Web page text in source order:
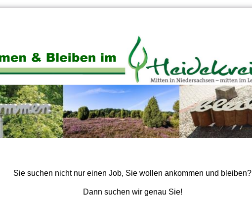
Sie suchen nicht nur einen Job, Sie wollen ankommen und bleiben?
Dann suchen wir genau Sie!